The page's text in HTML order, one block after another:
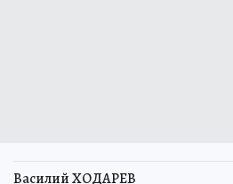
Василий ХОДАРЕВ